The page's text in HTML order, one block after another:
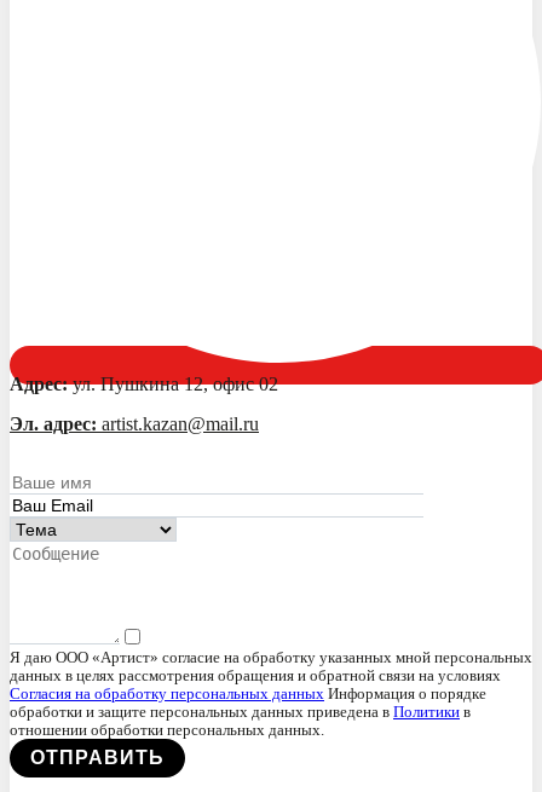
Адрес:ул. Пушкина 12, офис 02
Эл. адрес: artist.kazan@mail.ru
Я даю ООО «Артист» согласие на обработку указанных мной персональных
данных в целях рассмотрения обращения и обратной связи на условиях
Согласия на обработку персональных данных Информация о порядке
обработки и защите персональных данных приведена в Политики в
отношении обработки персональных данных.